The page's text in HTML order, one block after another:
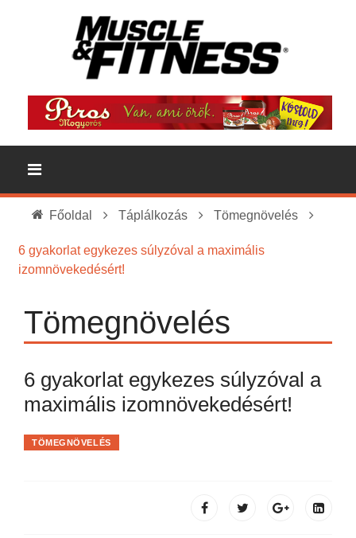
Főoldal Táplálkozás Tömegnövelés
6 gyakorlat egykezes súlyzóval a maximális
izomnövekedésért!
Tömegnövelés
6 gyakorlat egykezes súlyzóval a
maximális izomnövekedésért!
TÖMEGNÖVELÉS